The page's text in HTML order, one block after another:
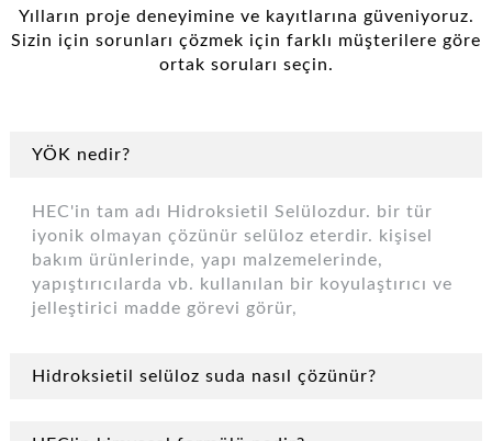
Yılların proje deneyimine ve kayıtlarına güveniyoruz.
Sizin için sorunları çözmek için farklı müşterilere göre
ortak soruları seçin.
YÖK nedir?
HEC'in tam adı Hidroksietil Selülozdur. bir tür
iyonik olmayan çözünür selüloz eterdir. kişisel
bakım ürünlerinde, yapı malzemelerinde,
yapıştırıcılarda vb. kullanılan bir koyulaştırıcı ve
jelleştirici madde görevi görür,
Hidroksietil selüloz suda nasıl çözünür?